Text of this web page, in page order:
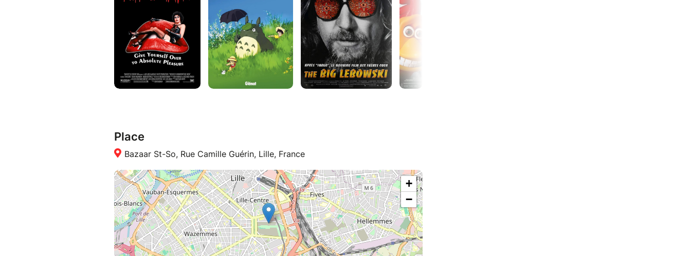
Place
Bazaar St-So, Rue Camille Guérin, Lille, France
+
−